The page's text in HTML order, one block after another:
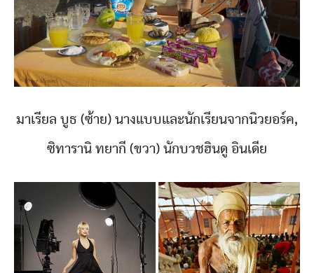
มาเรียล บูธ (ซ้าย) นางแบบและนักเรียนจากนิวยอร์ค,
ซิทารานิ ทยากี (ขวา) นักบวชฮินดู อินเดีย